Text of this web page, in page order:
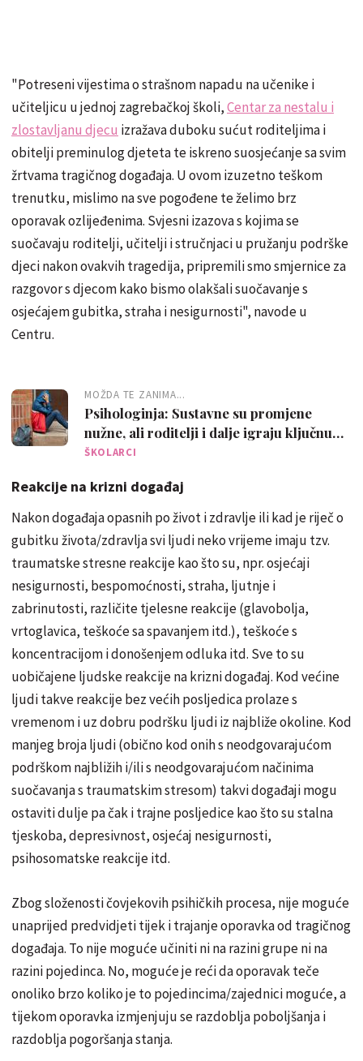
"Potreseni vijestima o strašnom napadu na učenike i
učiteljicu u jednoj zagrebačkoj školi,Centar za nestalu i
zlostavljanu djecu izražava duboku sućut roditeljima i
obitelji preminulog djeteta te iskreno suosjećanje sa svim
žrtvama tragičnog događaja. U ovom izuzetno teškom
trenutku, mislimo na sve pogođene te želimo brz
oporavak ozlijeđenima. Svjesni izazova s kojima se
suočavaju roditelji, učitelji i stručnjaci u pružanju podrške
djeci nakon ovakvih tragedija, pripremili smo smjernice za
razgovor s djecom kako bismo olakšali suočavanje s
osjećajem gubitka, straha i nesigurnosti", navode u
Centru.
MOŽDA TE ZANIMA...
Psihologinja: Sustavne su promjene
nužne, ali roditelji i dalje igraju ključnu
ulogu u životima djece
ŠKOLARCI
Reakcije na krizni događaj
Nakon događaja opasnih po život i zdravlje ili kad je riječ o
gubitku života/zdravlja svi ljudi neko vrijeme imaju tzv.
traumatske stresne reakcije kao što su, npr. osjećaji
nesigurnosti, bespomoćnosti, straha, ljutnje i
zabrinutosti, različite tjelesne reakcije (glavobolja,
vrtoglavica, teškoće sa spavanjem itd.), teškoće s
koncentracijom i donošenjem odluka itd. Sve to su
uobičajene ljudske reakcije na krizni događaj. Kod većine
ljudi takve reakcije bez većih posljedica prolaze s
vremenom i uz dobru podršku ljudi iz najbliže okoline. Kod
manjeg broja ljudi (obično kod onih s neodgovarajućom
podrškom najbližih i/ili s neodgovarajućom načinima
suočavanja s traumatskim stresom) takvi događaji mogu
ostaviti dulje pa čak i trajne posljedice kao što su stalna
tjeskoba, depresivnost, osjećaj nesigurnosti,
psihosomatske reakcije itd.
Zbog složenosti čovjekovih psihičkih procesa, nije moguće
unaprijed predvidjeti tijek i trajanje oporavka od tragičnog
događaja. To nije moguće učiniti ni na razini grupe ni na
razini pojedinca. No, moguće je reći da oporavak teče
onoliko brzo koliko je to pojedincima/zajednici moguće, a
tijekom oporavka izmjenjuju se razdoblja poboljšanja i
razdoblja pogoršanja stanja.